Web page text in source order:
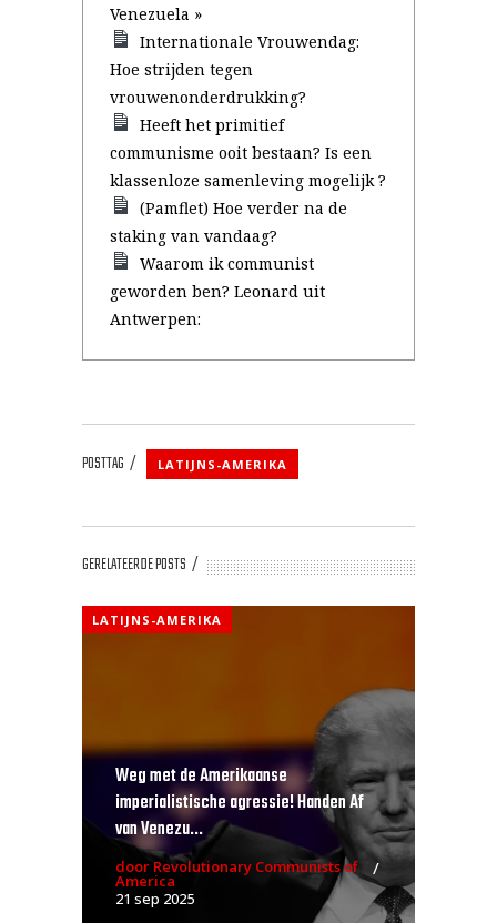
Venezuela »
Internationale Vrouwendag:
Hoe strijden tegen
vrouwenonderdrukking?
Heeft het primitief
communisme ooit bestaan? Is een
klassenloze samenleving mogelijk ?
(Pamflet) Hoe verder na de
staking van vandaag?
Waarom ik communist
geworden ben? Leonard uit
Antwerpen:
POSTTAG LATIJNS-AMERIKA
GERELATEERDE POSTS
LATIJNS-AMERIKA
Weg met de Amerikaanse
imperialistische agressie! Handen Af
van Venezu...
door Revolutionary Communists of
America
21 sep 2025